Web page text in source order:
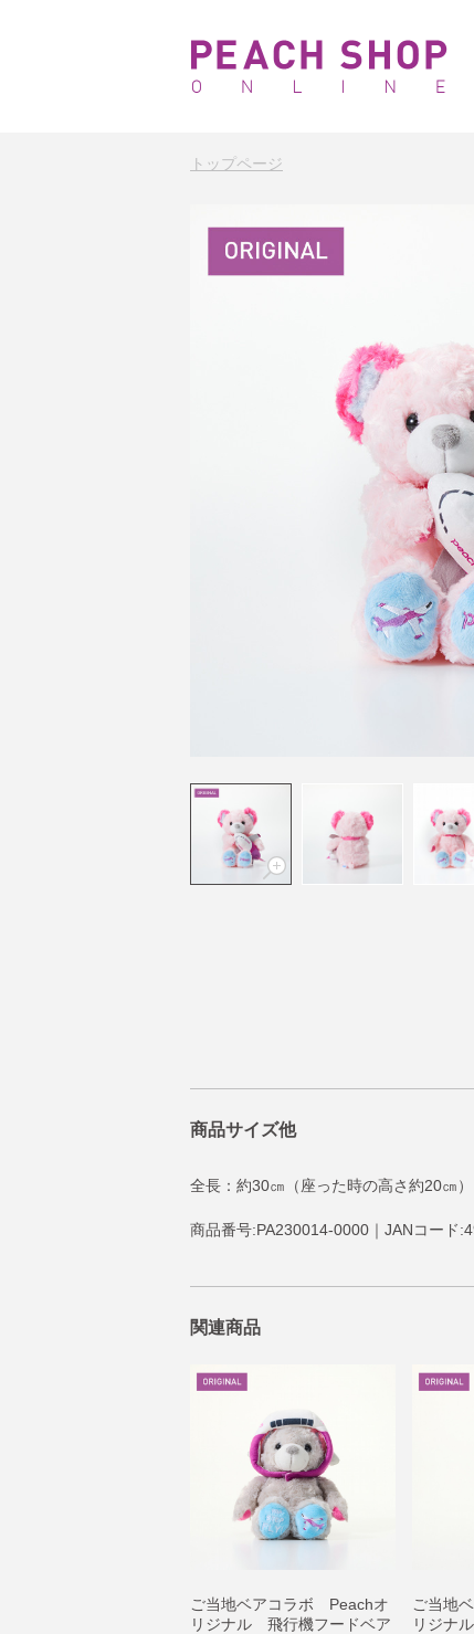
トップページ
商品サイズ他
全長：約30㎝（座った時の高さ約20㎝）
商品番号:PA230014-0000｜JANコード
関連商品
ご当地ベアコラボ Peachオ
リジナル 飛行機フードベア
ご当地
リジナ